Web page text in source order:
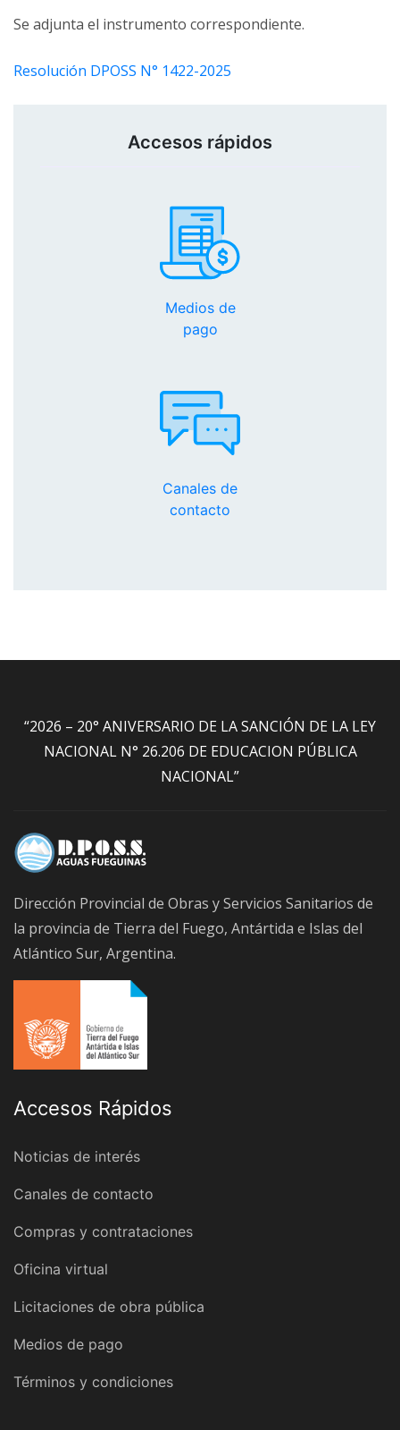
Se adjunta el instrumento correspondiente.
Resolución DPOSS N° 1422-2025
Accesos rápidos
Medios de
pago
Canales de
contacto
“2026 – 20° ANIVERSARIO DE LA SANCIÓN DE LA LEY
NACIONAL N° 26.206 DE EDUCACION PÚBLICA
NACIONAL”
Dirección Provincial de Obras y Servicios Sanitarios de
la provincia de Tierra del Fuego, Antártida e Islas del
Atlántico Sur, Argentina.
Accesos Rápidos
Noticias de interés
Canales de contacto
Compras y contrataciones
Oficina virtual
Licitaciones de obra pública
Medios de pago
Términos y condiciones